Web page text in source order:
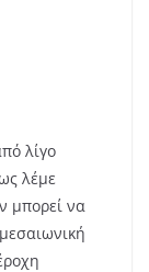
να κάνει
στήλη μας
και στη
για μας,